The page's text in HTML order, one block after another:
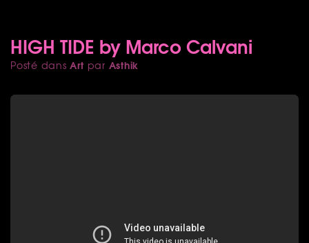
HIGH TIDE by Marco Calvani
Posté dansArt par Asthik